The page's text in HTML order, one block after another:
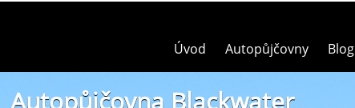
Úvod Autopůjčovny Blog
Autopůjčovna Blackwater